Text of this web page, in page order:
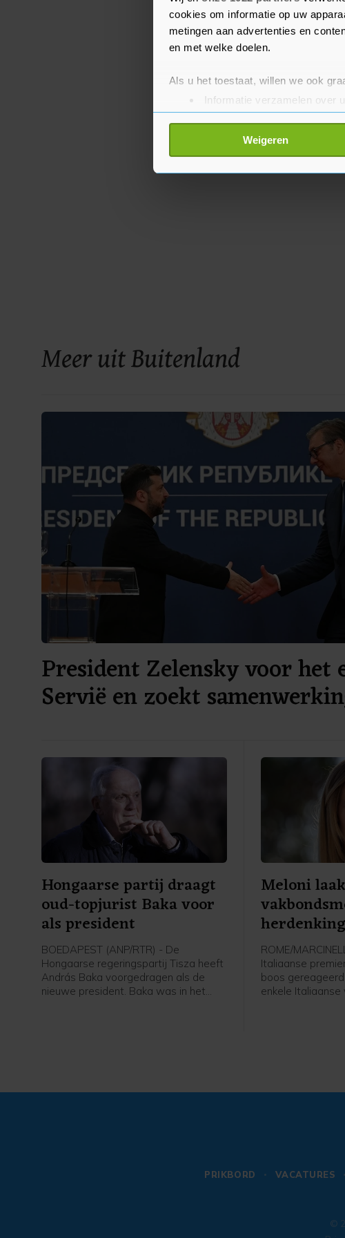
cookies om informatie op uw
metingen aan advertenties en
en met welke doelen.
Als u het toestaat, willen we ook
Informatie verzamelen over
Uw apparaat identificeren
Lees meer over hoe uw
toestemming op elk moment
Weigeren
hadden".
Meer uit Buitenland
President Zelensky voor het
Servië en zoekt
Hongaarse partij draagt
oud-topjurist Baka voor
als president
BOEDAPEST (ANP/RTR) - De
Hongaarse regeringspartij Tisza heeft
András Baka voorgedragen als de
nieuwe president. Baka was in het
Meloni
Marcinelle
ROME/
Italiaanse
boos
enkele
PRIKBORD VACATURES
©